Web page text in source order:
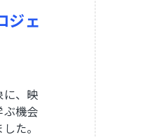
ジェ
に、映
ぶ機会
た。